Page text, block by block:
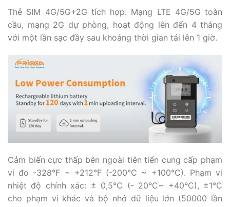
Thẻ SIM 4G/5G+2G tích hợp: Mạng LTE 4G/5G toàn
cầu, mạng 2G dự phòng, hoạt động lên đến 4 tháng
với một lần sạc đầy sau khoảng thời gian tải lên 1 giờ.
Cảm biến cực thấp bên ngoài tiên tiến cung cấp phạm
vi đo -328°F ~ +212°F (-200°C ~ +100°C). Phạm vi
nhiệt độ chính xác: ± 0,5°C (- 20°C~ +40°C), ±1°C
cho phạm vi khác và bộ nhớ dữ liệu lớn (50000 lần